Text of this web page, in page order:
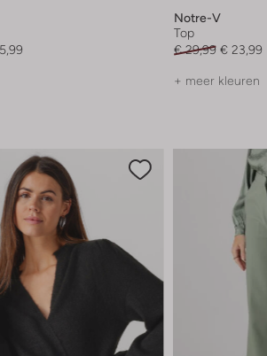
Notre-V
Top
€ 29,99 € 23,99
+ meer kleuren